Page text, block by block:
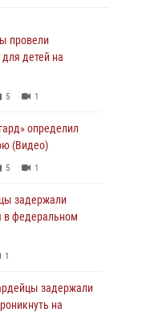
провели
детей на
5 1
определил
(Видео)
5 1
задержали
в федеральном
1
задержали
на